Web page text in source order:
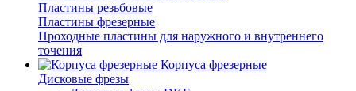
Пластины резьбовые
Пластины фрезерные
Проходные пластины для наружного и внутреннего
точения
Корпуса фрезерные
Дисковые фрезы